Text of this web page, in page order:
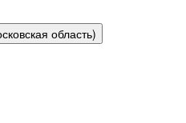
область)